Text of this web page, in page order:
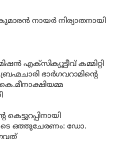
നായര്‍ നിര്യാതനായി
എക്‌സിക്യൂട്ടീവ് കമ്മിറ്റി
ഭാര്‍ഗവറാമിന്റെ
കെട്ടുറപ്പിനായി
ഒത്തുചേരണം: ഡോ.